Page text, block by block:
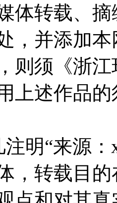
体转载、
，并添加
则须《浙
上述作品
明“来源：
，转载目